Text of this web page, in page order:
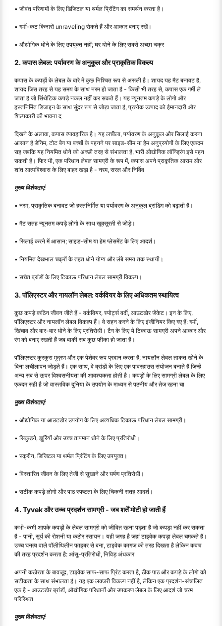
• जीवंत परिणामों के लिए डिजिटल या थर्मल प्रिंटिंग का समर्थन करता है।
• गर्मी-कट किनारों unraveling रोकते हैं और आकार बनाए रखें।
• औद्योगिक धोने के लिए उपयुक्त नहीं; घर धोने के लिए सबसे अच्छा चक्र
2. कपास लेबल: पर्यावरण के अनुकूल और प्राकृतिक विकल्प
कपास के कपड़ों के लेबल के बारे में कुछ निश्चित रूप से असली है। शायद यह मैट बनावट है,
शायद जिस तरह से यह समय के साथ नरम हो जाता है - किसी भी तरह से, कपास एक गर्मी ले
जाता है जो सिंथेटिक कपड़े नकल नहीं कर सकते हैं। यह न्यूनतम कपड़े के लोगो और
हस्तनिर्मित डिजाइन के साथ सुंदर रूप से जोड़ा जाता है, प्रत्येक उत्पाद को ईमानदारी और
शिल्पकारी की भावना द
दिखने के अलावा, कपास व्यावहारिक है। यह लचीला, पर्यावरण के अनुकूल और सिलाई करना
आसान है डेनिम, टोट बैग या बच्चों के पहनने पर साइड-सीम या हेम अनुप्रयोगों के लिए एकदम
सह जबकि यह नियमित धोने को अच्छी तरह से संभालता है, भारी औद्योगिक लॉन्ड्रिंग इसे पहन
सकती है। फिर भी, एक परिधान लेबल सामग्री के रूप में, कपास अपने प्राकृतिक आराम और
शांत आत्मविश्वास के लिए बाहर खड़ा है - नरम, सरल और निर्विव
मुख्य विशेषताएं:
• नरम, प्राकृतिक बनावट जो हस्तनिर्मित या पर्यावरण के अनुकूल ब्रांडिंग को बढ़ाती है।
• मैट सतह न्यूनतम कपड़े लोगो के साथ खूबसूरती से जोड़े।
• सिलाई करने में आसान; साइड-सीम या हेम प्लेसमेंट के लिए आदर्श।
• नियमित देखभाल चक्रों के तहत धोने योग्य और लंबे समय तक स्थायी।
• सचेत ब्रांडों के लिए टिकाऊ परिधान लेबल सामग्री विकल्प।
3. पॉलिएस्टर और नायलॉन लेबल: वर्कवियर के लिए अधिकतम स्थायित्व
कुछ कपड़े कठिन जीवन जीते हैं - वर्कवियर, स्पोर्ट्स वर्दी, आउटडोर जैकेट। इन के लिए,
पॉलिएस्टर और नायलॉन लेबल विकल्प हैं। वे सहन करने के लिए इंजीनियर किए गए हैं: गर्मी,
खिंचाव और बार-बार धोने के लिए प्रतिरोधी। टैग के लिए ये टिकाऊ सामग्री अपने आकार और
रंग को बनाए रखती हैं जब बाकी सब कुछ फीका हो जाता है।
पॉलिएस्टर कुरकुरा मुद्रण और एक पेशेवर रूप प्रदान करता है; नायलॉन लेबल ताकत खोने के
बिना लचीलापन जोड़ते हैं। एक साथ, वे ब्रांडों के लिए एक पावरहाउस संयोजन बनाते हैं जिन्हें
अन्य सब से ऊपर विश्वसनीयता की आवश्यकता होती है। कपड़ों के लिए सामग्री लेबल के लिए
एकदम सही है जो वास्तविक दुनिया के उपयोग के माध्यम से पठनीय और तेज रहना चा
मुख्य विशेषताएं:
• औद्योगिक या आउटडोर उपयोग के लिए अत्यधिक टिकाऊ परिधान लेबल सामग्री।
• सिकुड़ने, झुर्रियों और उच्च तापमान धोने के लिए प्रतिरोधी।
• स्क्रीन, डिजिटल या थर्मल प्रिंटिंग के लिए उपयुक्त।
• विस्तारित जीवन के लिए तेजी से सुखाने और घर्षण प्रतिरोधी।
• सटीक कपड़े लोगो और पाठ स्पष्टता के लिए चिकनी सतह आदर्श।
4. Tyvek और उच्च प्रदर्शन सामग्री - जब शर्तें मोटी हो जाती हैं
कभी-कभी आपके कपड़ों के लेबल सामग्री को जीवित रहना पड़ता है जो कपड़ा नहीं कर सकता
है - पानी, सूर्य की रोशनी या कठोर रसायन। यही जगह है जहां टाइवेक कपड़ा लेबल चमकते हैं।
उच्च घनत्व वाले पॉलीथिलीन फाइबर से बना, टाइवेक कागज की तरह दिखता है लेकिन कवच
की तरह प्रदर्शन करता है: आंसू-प्रतिरोधी, निविड़ अंधकार
अपनी कठोरता के बावजूद, टाइवेक साफ-साफ प्रिंट करता है, ठीक पाठ और कपड़े के लोगो को
सटीकता के साथ संभालता है। यह एक लक्जरी विकल्प नहीं है, लेकिन एक प्रदर्शन-संचालित
एक है - आउटडोर ब्रांडों, औद्योगिक परिधानों और उपकरण लेबल के लिए आदर्श जो चरम
परिस्थित
मुख्य विशेषताएं: